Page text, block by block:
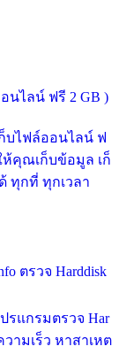
นไลน์ ฟรี 2 GB )
บไฟล์ออนไลน์ ฟ
ห้คุณเก็บข้อมูล เก็
ทุกที่ ทุกเวลา
ตรวจ Harddisk
รแกรมตรวจ Har
ามเร็ว หาสาเหต